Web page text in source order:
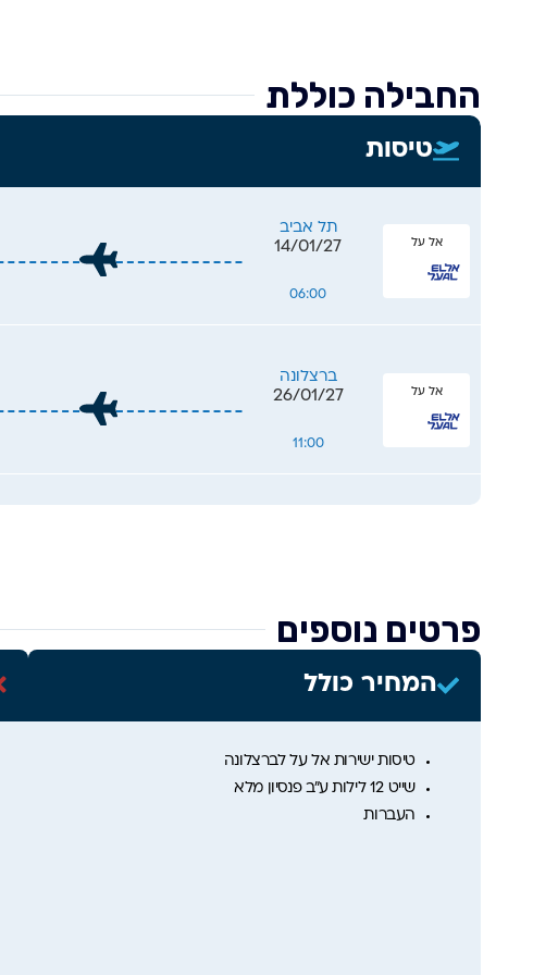
החבילה כוללת
טיסות
אל על
תל אביב
14/01/27
06:00
אל על
ברצלונה
26/01/27
11:00
פרטים נוספים
המחיר כולל
טיסות ישירות אל על לברצלונה
שייט 12 לילות ע”ב פנסיון מלא
העברות